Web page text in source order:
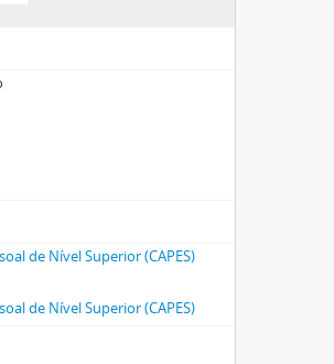
de Nível Superior (CAPES)
de Nível Superior (CAPES)